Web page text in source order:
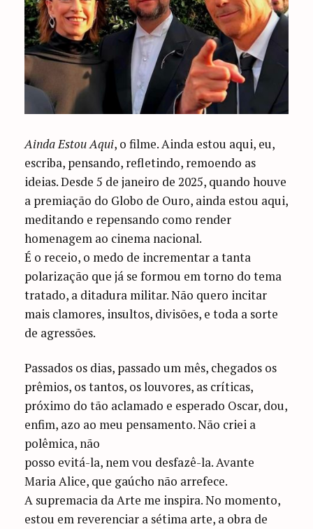
Ainda Estou Aqui, o filme. Ainda estou aqui, eu,
escriba, pensando, refletindo, remoendo as
ideias. Desde 5 de janeiro de 2025, quando houve
a premiação do Globo de Ouro, ainda estou aqui,
meditando e repensando como render
homenagem ao cinema nacional.
É o receio, o medo de incrementar a tanta
polarização que já se formou em torno do tema
tratado, a ditadura militar. Não quero incitar
mais clamores, insultos, divisões, e toda a sorte
de agressões.
Passados os dias, passado um mês, chegados os
prêmios, os tantos, os louvores, as críticas,
próximo do tão aclamado e esperado Oscar, dou,
enfim, azo ao meu pensamento. Não criei a
polêmica, não
posso evitá-la, nem vou desfazê-la. Avante
Maria Alice, que gaúcho não arrefece.
A supremacia da Arte me inspira. No momento,
estou em reverenciar a sétima arte, a obra de